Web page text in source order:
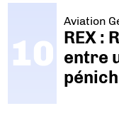
Aviation
REX :
entre